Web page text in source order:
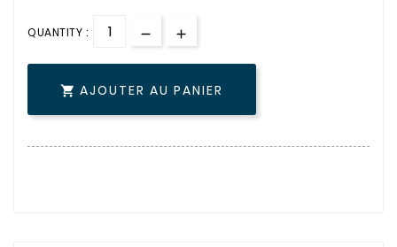
QUANTITY :
 AJOUTER AU PANIER